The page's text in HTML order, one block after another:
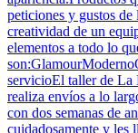
peticiones y gustos de
creatividad de un
elementos a todo lo
servicioEl taller de La
realiza envíos a lo
con dos semanas de
cuidadosamente y les